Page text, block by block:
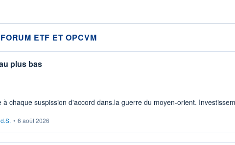
ETF ET OPCVM
plus bas
chaque suspission d'accord dans.la guerre du moyen-orient.
• 6 août 2026